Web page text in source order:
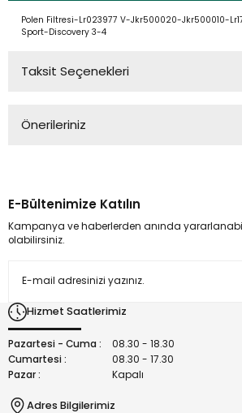
Polen Filtresi-Lr023977 V-Jkr500020-Jkr500010-
Sport-Discovery 3-4
Taksit Seçenekleri
Önerileriniz
kullanarak tarafımıza iletebilirsiniz.
Görüş ve önerileriniz için teşekkür ederiz.
Ürün açıklamasında eksik bilgiler
Bu ürüne benzer farklı alternatifler olmalı.
E-Bültenimize Katılın
Kampanya ve haberlerden anında
olabilirsiniz.
Hizmet Saatlerimiz
Pazartesi - Cuma :
08.30 - 18.30
Cumartesi :
08.30 - 17.30
Pazar :
Kapalı
Adres Bilgilerimiz